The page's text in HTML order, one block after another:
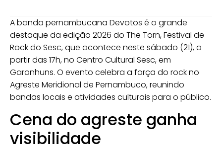
A banda pernambucana Devotos é o grande
destaque da edição 2026 do The Torn, Festival de
Rock do Sesc, que acontece neste sábado (21), a
partir das 17h, no Centro Cultural Sesc, em
Garanhuns. O evento celebra a força do rock no
Agreste Meridional de Pernambuco, reunindo
bandas locais e atividades culturais para o público.
Cena do agreste ganha
visibilidade